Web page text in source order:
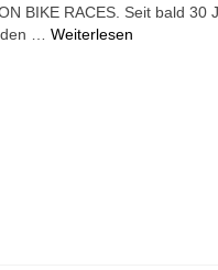
BIKE RACES. Seit bald 30
den …Weiterlesen